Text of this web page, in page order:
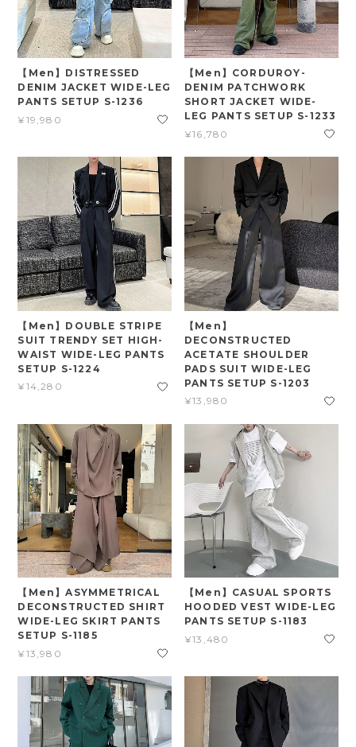
【Men】DISTRESSED
DENIM JACKET WIDE-LEG
PANTS SETUP S-1236
¥19,980
【Men】CORDUROY-
DENIM PATCHWORK
SHORT JACKET WIDE-
LEG PANTS SETUP S-1233
¥16,780
【Men】DOUBLE STRIPE
SUIT TRENDY SET HIGH-
WAIST WIDE-LEG PANTS
SETUP S-1224
¥14,280
【Men】
DECONSTRUCTED
ACETATE SHOULDER
PADS SUIT WIDE-LEG
PANTS SETUP S-1203
¥13,980
【Men】ASYMMETRICAL
DECONSTRUCTED SHIRT
WIDE-LEG SKIRT PANTS
SETUP S-1185
¥13,980
【Men】CASUAL SPORTS
HOODED VEST WIDE-LEG
PANTS SETUP S-1183
¥13,480